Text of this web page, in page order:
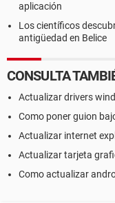
aplicación
Los científicos
antigüedad en Belice
CONSULTA
Actualizar drivers
Como poner guion
Actualizar internet
Actualizar tarjeta
Como actualizar